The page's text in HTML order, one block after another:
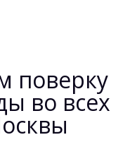
поверку
во всех